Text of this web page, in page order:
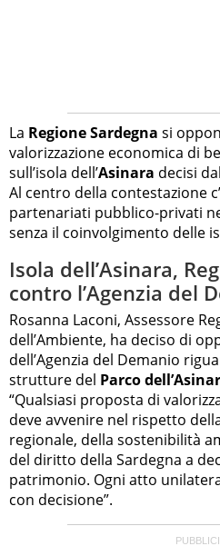
La Regione Sardegna si
valorizzazione economica di
sull’isola dell’Asinara decisi
Al centro della contestazione
partenariati pubblico-privati
senza il coinvolgimento delle
Isola dell’Asinara,
contro l’Agenzia del
Rosanna Laconi, Assessore
dell’Ambiente, ha deciso di
dell’Agenzia del Demanio
strutture del Parco
“Qualsiasi proposta di
deve avvenire nel rispetto
regionale, della sostenibilità
del diritto della Sardegna a
patrimonio. Ogni atto
con decisione”.